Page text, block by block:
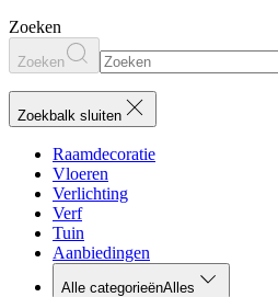
Zoeken
Zoeken
Zoekbalk sluiten
Raamdecoratie
Vloeren
Verlichting
Verf
Tuin
Aanbiedingen
Alle categorieënAlles